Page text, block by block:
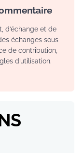
d’échange et de
échanges sous
de contribution,
d’utilisation.